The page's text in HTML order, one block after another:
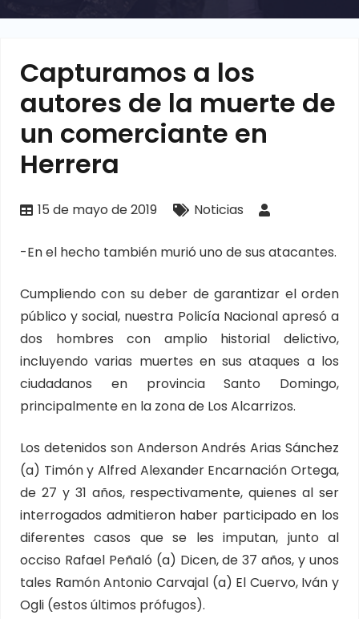
Capturamos a los
autores de la muerte de
un comerciante en
Herrera
15 de mayo de 2019 Noticias
-En el hecho también murió uno de sus atacantes.
Cumpliendo con su deber de garantizar el orden
público y social, nuestra Policía Nacional apresó a
dos hombres con amplio historial delictivo,
incluyendo varias muertes en sus ataques a los
ciudadanos en provincia Santo Domingo,
principalmente en la zona de Los Alcarrizos.
Los detenidos son Anderson Andrés Arias Sánchez
(a) Timón y Alfred Alexander Encarnación Ortega,
de 27 y 31 años, respectivamente, quienes al ser
interrogados admitieron haber participado en los
diferentes casos que se les imputan, junto al
occiso Rafael Peñaló (a) Dicen, de 37 años, y unos
tales Ramón Antonio Carvajal (a) El Cuervo, Iván y
Ogli (estos últimos prófugos).